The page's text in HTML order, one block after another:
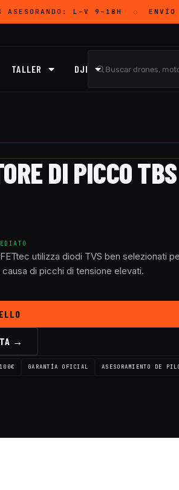
ASESORANDO: L–V 9–18H ENVÍO
TALLER DJI
DI PICCO TBS
utilizza diodi TVS ben selezionati
di picchi di tensione elevati.
→
GARANTÍA OFICIAL ASESORAMIENTO DE